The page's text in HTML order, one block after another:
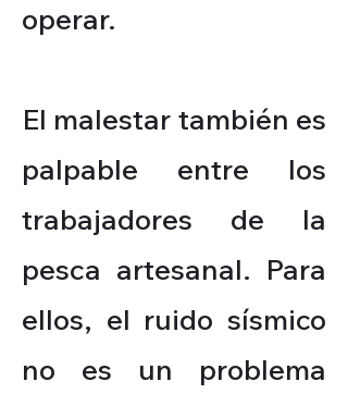
operar.
El malestar también es
palpable entre los
trabajadores de la
pesca artesanal. Para
ellos, el ruido sísmico
no es un problema